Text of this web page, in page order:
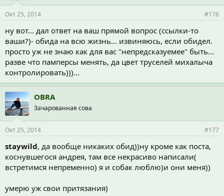
Окт 25, 2014 #176
ну вот... дал ответ на ваш прямой вопрос (ссылки-то
ваши?)- обида на всю жизнь... извиняюсь, если обидел.
просто уж не знаю как для вас "непредсказуемее" быть...
разве что памперсы менять, да цвет труселей михалыча
контролировать)))...
OBRA
Зачарованная сова
Окт 25, 2014 #177
staywild, да вообще никаких обид))ну кроме как поста,
коснувшегося андрея, там все некрасиво написали(
встретимся непременно) я и собак люблю)и они меня))
умерю уж свои притязания)